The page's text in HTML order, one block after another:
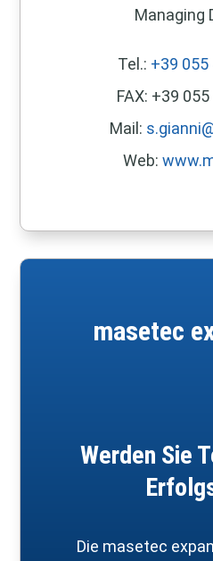
Managing
Tel.: +39 055
FAX: +39
Mail:
Web:
masetec
Werden Sie
Die masetec